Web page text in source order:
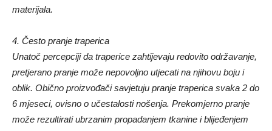
materijala.
4. Često pranje traperica
Unatoč percepciji da traperice zahtijevaju redovito održavanje,
pretjerano pranje može nepovoljno utjecati na njihovu boju i
oblik. Obično proizvođači savjetuju pranje traperica svaka 2 do
6 mjeseci, ovisno o učestalosti nošenja. Prekomjerno pranje
može rezultirati ubrzanim propadanjem tkanine i blijeđenjem